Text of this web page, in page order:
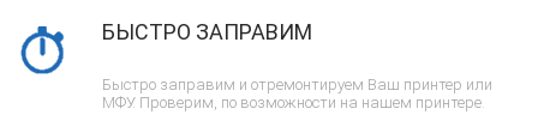
БЫСТРО ЗАПРАВИМ
Быстро заправим и отремонтируем Ваш принтер или
МФУ. Проверим, по возможности на нашем принтере.